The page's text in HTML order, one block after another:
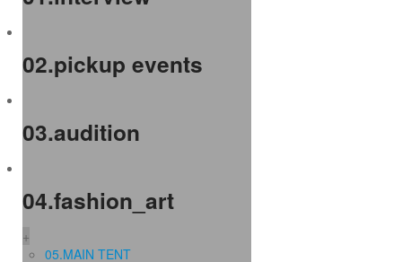
02.pickup events
03.audition
04.fashion_art
+
05.MAIN TENT